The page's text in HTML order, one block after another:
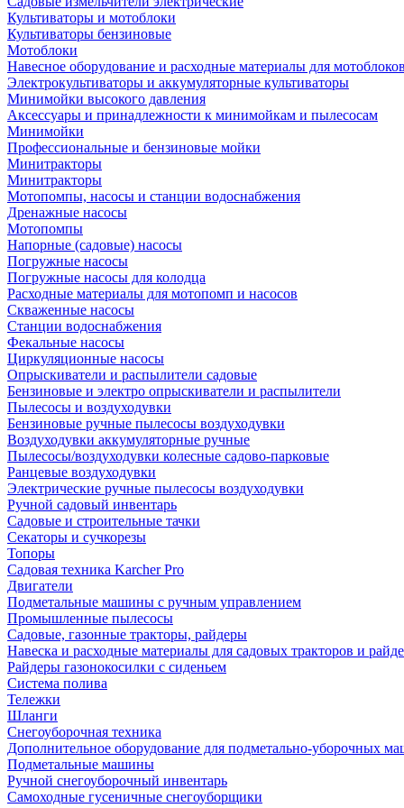
Культиваторы и мотоблоки
Культиваторы бензиновые
Мотоблоки
Навесное оборудование и расходные материалы для
Электрокультиваторы и аккумуляторные культиваторы
Минимойки высокого давления
Аксессуары и принадлежности к минимойкам и пылесосам
Минимойки
Профессиональные и бензиновые мойки
Минитракторы
Минитракторы
Мотопомпы, насосы и станции водоснабжения
Дренажные насосы
Мотопомпы
Напорные (садовые) насосы
Погружные насосы
Погружные насосы для колодца
Расходные материалы для мотопомп и насосов
Скваженные насосы
Станции водоснабжения
Фекальные насосы
Циркуляционные насосы
Опрыскиватели и распылители садовые
Бензиновые и электро опрыскиватели и распылители
Пылесосы и воздуходувки
Бензиновые ручные пылесосы воздуходувки
Воздуходувки аккумуляторные ручные
Пылесосы/воздуходувки колесные садово-парковые
Ранцевые воздуходувки
Электрические ручные пылесосы воздуходувки
Ручной садовый инвентарь
Садовые и строительные тачки
Секаторы и сучкорезы
Топоры
Садовая техника Karcher Pro
Двигатели
Подметальные машины с ручным управлением
Промышленные пылесосы
Садовые, газонные тракторы, райдеры
Навеска и расходные материалы для садовых тракторов и
Райдеры газонокосилки с сиденьем
Система полива
Тележки
Шланги
Снегоуборочная техника
Дополнительное оборудование для подметально-уборочных
Подметальные машины
Ручной снегоуборочный инвентарь
Самоходные гусеничные снегоуборщики